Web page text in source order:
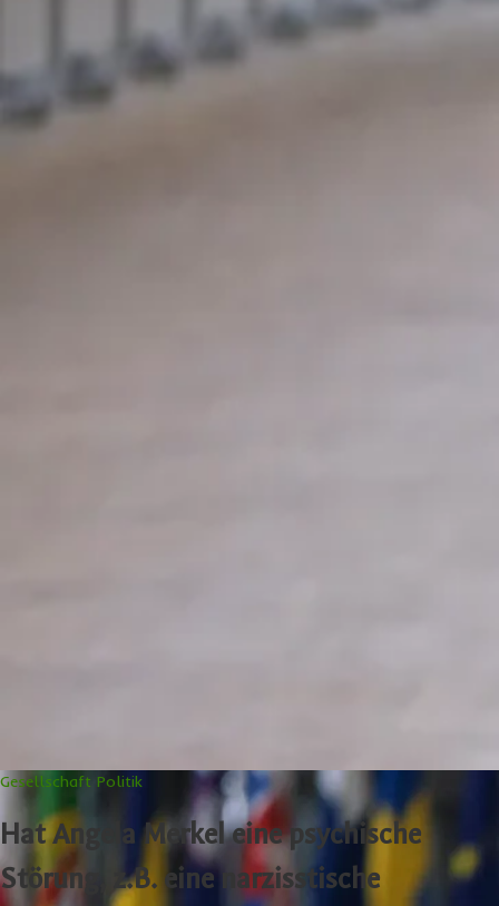
Gesellschaft Politik
Hat Angela Merkel eine psychische
Störung, z.B. eine narzisstische